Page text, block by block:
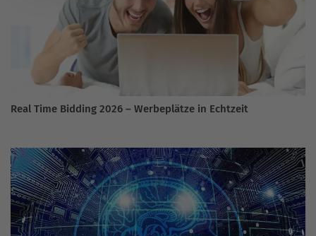
Real Time Bidding 2026 – Werbeplätze in Echtzeit